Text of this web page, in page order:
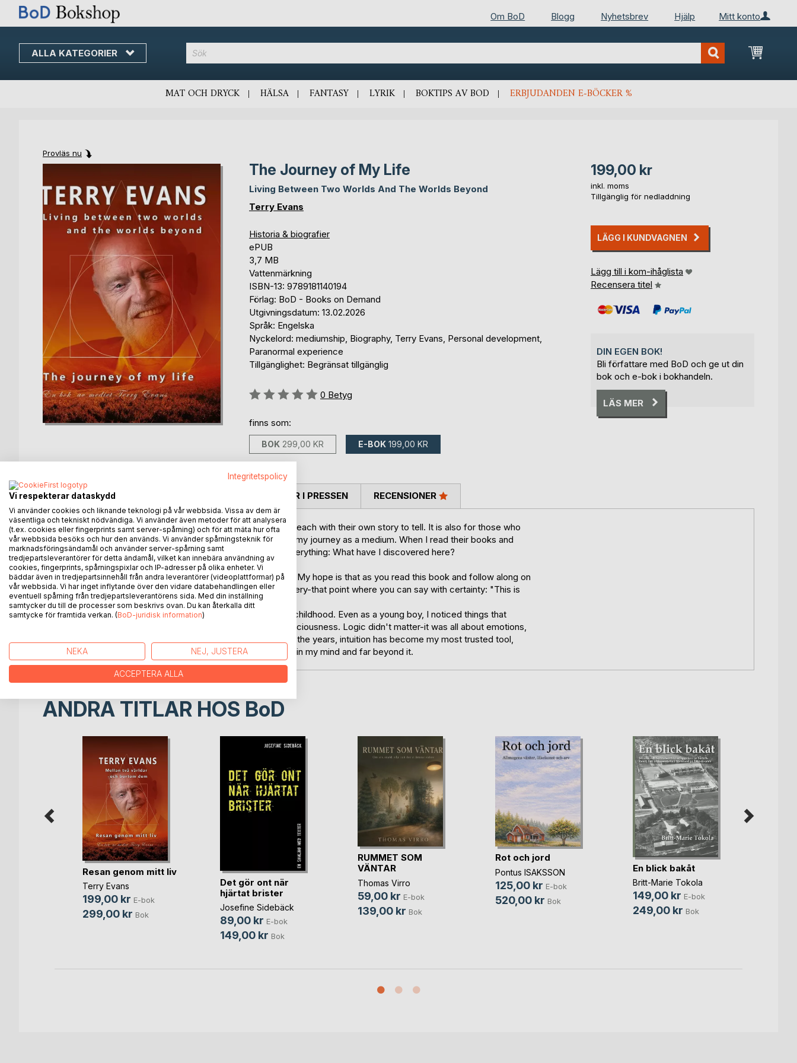
Mitt konto
Om BoD Blogg Nyhetsbrev Hjälp
ALLA KATEGORIER Min
MAT OCH DRYCK HÄLSA FANTASY LYRIK BOKTIPS AV BOD ERBJUDANDEN E-BÖCKER %
Provläs nu
the
end
of
the
beginning
of
The Journey of My Life
Living Between Two Worlds And The Worlds Beyond
Terry Evans
Historia & biografier
ePUB
3,7 MB
Vattenmärkning
ISBN-13: 9789181140194
Förlag: BoD - Books on Demand
Utgivningsdatum: 13.02.2026
Språk: Engelska
Nyckelord: mediumship, Biography, Terry Evans, Personal development,
Paranormal experience
Tillgänglighet: Begränsat tillgänglig
Betyg::
0 Betyg
finns som:
BOK 299,00 KR E-BOK 199,00 KR
199,00 kr
inkl. moms
Tillgänglig för nedladdning
LÄGG I KUNDVAGNEN
Lägg till i kom-ihåglista
Recensera titel
DIN EGEN BOK!
Bli författare med BoD och ge ut din
bok och e-bok i bokhandeln.
LÄS MER
BESKRIVNING
This book is dedicated to all those who came before me, each with their own story to tell. It is also for those who
stepped forward at crucial moments, playing vital roles in my journey as a medium. When I read their books and
absorbed their wisdom, a question arose that changed everything: What have I discovered here?
Each discovery brought with it the gift of self-awareness. My hope is that as you read this book and follow along on
the journey, you will find your own moment of self-discovery-that point where you can say with certainty: "This is
who I am. This is my life's purpose."
Living between two worlds has been my challenge since childhood. Even as a young boy, I noticed things that
seemed to stretch beyond the boundaries of normal consciousness. Logic didn't matter-it was all about emotions,
powerful feelings that carried messages of intuition. Over the years, intuition has become my most trusted tool,
helping me navigate paths I never knew existed, both within my mind and far beyond it.
KOMMENTARER I PRESSEN RECENSIONER
ANDRA TITLAR HOS BoD
Resan genom mitt liv
Terry Evans
199,00 kr E-bok
299,00 kr Bok
Det gör ont när
hjärtat brister
Josefine Sidebäck
89,00 kr E-bok
149,00 kr Bok
RUMMET SOM
VÄNTAR
Thomas Virro
59,00 kr E-bok
139,00 kr Bok
Rot och jord
Pontus ISAKSSON
125,00 kr E-bok
520,00 kr Bok
En blick bakåt
Britt-Marie Tokola
149,00 kr E-bok
249,00 kr Bok
Integritetspolicy
Vi respekterar dataskydd
Vi använder cookies och liknande teknologi på vår webbsida. Vissa av dem är
väsentliga och tekniskt nödvändiga. Vi använder även metoder för att analysera
(t.ex. cookies eller fingerprints samt server-spårning) och för att mäta hur ofta
vår webbsida besöks och hur den används. Vi använder spårningsteknik för
marknadsföringsändamål och använder server-spårning samt
tredjepartsleverantörer för detta ändamål, vilket kan innebära användning av
cookies, fingerprints, spårningspixlar och IP-adresser på olika enheter. Vi
bäddar även in tredjepartsinnehåll från andra leverantörer (videoplattformar) på
vår webbsida. Vi har inget inflytande över den vidare databehandlingen eller
eventuell spårning från tredjepartsleverantörens sida. Med din inställning
samtycker du till de processer som beskrivs ovan. Du kan återkalla ditt
samtycke för framtida verkan. (BoD-juridisk information)
NEKA NEJ, JUSTERA
ACCEPTERA ALLA